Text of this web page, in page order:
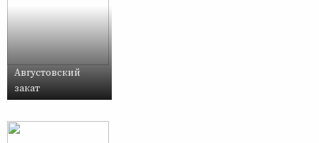
Августовский
закат